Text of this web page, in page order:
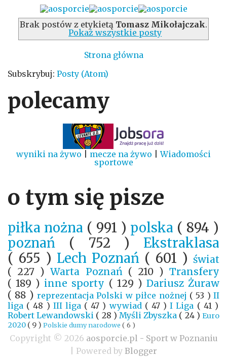
Brak postów z etykietą Tomasz Mikołajczak.
Pokaż wszystkie posty
Strona główna
Subskrybuj: Posty (Atom)
polecamy
wyniki na żywo mecze na żywo |Wiadomości
sportowe
o tym się pisze
piłka nożna ( 991 ) polska ( 894 )
poznań ( 752 ) Ekstraklasa
( 655 ) Lech Poznań ( 601 ) świat
( 227 )Warta Poznań ( 210 ) Transfery
( 189 ) inne sporty ( 129 ) Dariusz Żuraw
( 88 )reprezentacja Polski w piłce nożnej ( 53 )II
liga ( 48 ) III liga ( 47 ) wywiad ( 47 )I Liga ( 41 )
Robert Lewandowski ( 28 ) Myśli Zbyszka ( 24 )Euro
2020 ( 9 ) Polskie dumy narodowe ( 6 )
Copyright © 2026 aosporcie.pl - Sport w Poznaniu
| Powered by Blogger